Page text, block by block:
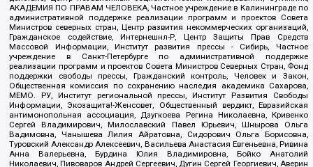
АКАДЕМИЯ ПО ПРАВАМ ЧЕЛОВЕКА, Частное учреждение в Калининграде по
административной поддержке реализации программ и проектов Совета
Министров северных стран, Центр развития некоммерческих организаций,
Гражданское содействие, Интернешнл-Р, Центр Защиты Прав Средств
Массовой Информации, Институт развития прессы - Сибирь, Частное
учреждение в Санкт-Петербурге по административной поддержке
реализации программ и проектов Совета Министров Северных Стран, Фонд
поддержки свободы прессы, Гражданский контроль, Человек и Закон,
Общественная комиссия по сохранению наследия академика Сахарова,
МЕМО. РУ, Институт региональной прессы, Институт Развития Свободы
Информации, Экозащита!-Женсовет, Общественный вердикт, Евразийская
антимонопольная ассоциация, Дзугкоева Регина Николаевна, Кривенко
Сергей Владимирович, Милославский Павел Юрьевич, Шнырова Ольга
Вадимовна, Чанышева Лилия Айратовна, Сидорович Ольга Борисовна,
Туровский Александр Алексеевич, Васильева Анастасия Евгеньевна, Ривина
Анна Валерьевна, Бурдина Юлия Владимировна, Бойко Анатолий
Николаевич, Пивоваров Андрей Сергеевич, Дугин Сергей Георгиевич, Аверин